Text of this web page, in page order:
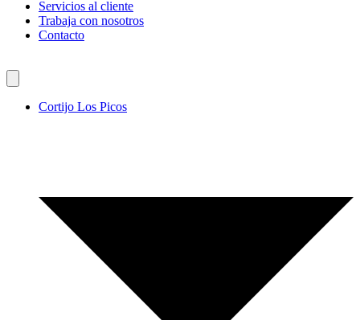
Servicios al cliente
Trabaja con nosotros
Contacto
Cortijo Los Picos